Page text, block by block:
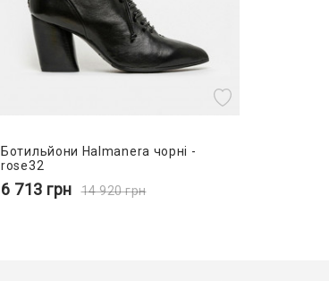
Ботильйони Halmanera чорні -
rose32
6 713 грн 14 920грн